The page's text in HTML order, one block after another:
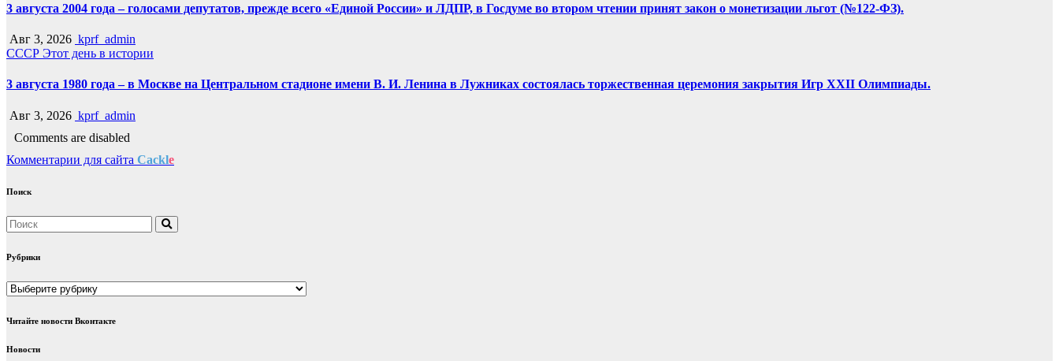
3 августа 2004 года – голосами депутатов, прежде всего «Единой России» и ЛДПР, в Госдуме во втором чтении принят закон о монетизации льгот (№122-ФЗ).
Авг 3, 2026 kprf_admin
СССР Этот день в истории
3 августа 1980 года – в Москве на Центральном стадионе имени В. И. Ленина в Лужниках состоялась торжественная церемония закрытия Игр XXII Олимпиады.
Авг 3, 2026 kprf_admin
Comments are disabled
Комментарии для сайта Cackle
Поиск
Рубрики
Рубрики
Читайте новости Вконтакте
Новости